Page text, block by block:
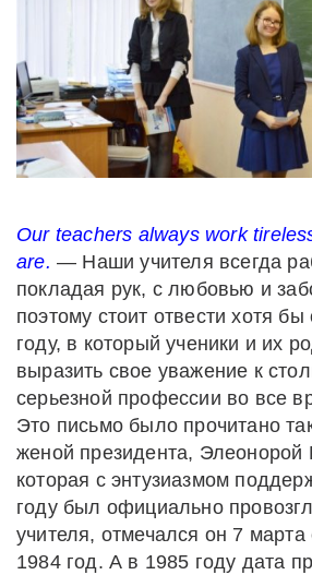
Our teachers always work
are. — Наши учителя всегда
покладая рук, с любовью и
поэтому стоит отвести хотя
году, в который ученики и их
выразить свое уважение к
серьезной профессии во все
Это письмо было прочитано
женой президента, Элеонорой
которая с энтузиазмом
году был официально
учителя, отмечался он 7
1984 год. А в 1985 году дата